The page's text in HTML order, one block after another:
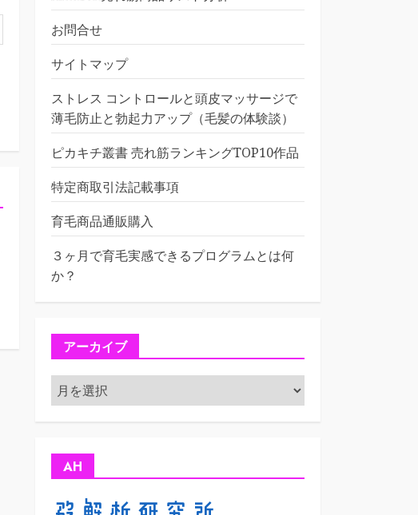
お問合せ
サイトマップ
ストレス コントロールと頭皮マッサージで
薄毛防止と勃起力アップ（毛髪の体験談）
ピカキチ叢書 売れ筋ランキングTOP10作品
特定商取引法記載事項
育毛商品通販購入
３ヶ月で育毛実感できるプログラムとは何
か？
アーカイブ
ア
ー
カ
AH